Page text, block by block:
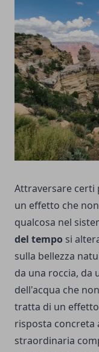
Attraversare certi
un effetto che
qualcosa nel
del tempo si
sulla bellezza
da una roccia, da
dell'acqua che
tratta di un
risposta concreta
straordinaria